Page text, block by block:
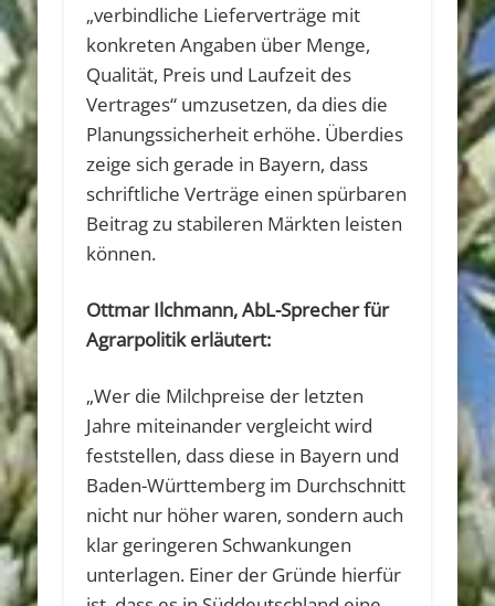
„verbindliche Lieferverträge mit
konkreten Angaben über Menge,
Qualität, Preis und Laufzeit des
Vertrages“ umzusetzen, da dies die
Planungssicherheit erhöhe. Überdies
zeige sich gerade in Bayern, dass
schriftliche Verträge einen spürbaren
Beitrag zu stabileren Märkten leisten
können.
Ottmar Ilchmann, AbL-Sprecher für
Agrarpolitik erläutert:
„Wer die Milchpreise der letzten
Jahre miteinander vergleicht wird
feststellen, dass diese in Bayern und
Baden-Württemberg im Durchschnitt
nicht nur höher waren, sondern auch
klar geringeren Schwankungen
unterlagen. Einer der Gründe hierfür